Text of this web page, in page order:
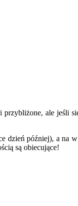
ale jeśli
później), a na
są obiecujące!